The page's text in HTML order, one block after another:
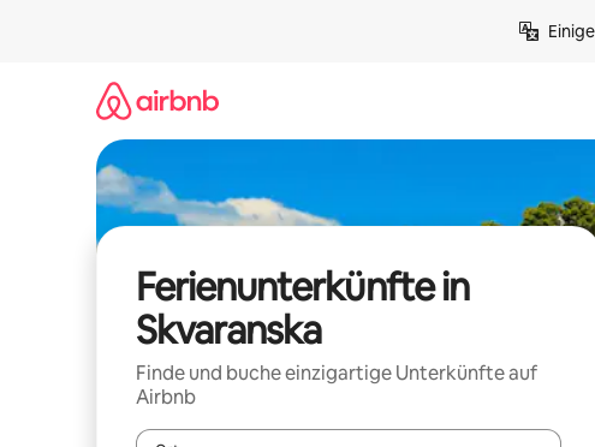
Ferienunterkünfte in
Skvaranska
Finde und buche einzigartige Unterkünfte auf
Airbnb